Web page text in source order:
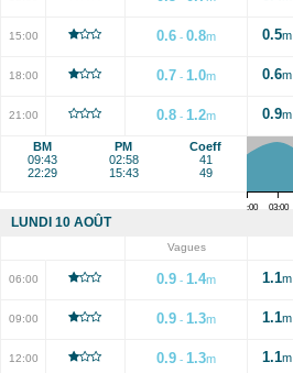
15:00 0.6 -0.8m 0.5m
18:00 0.7 - 1.0m 0.6m
21:00 0.8 - 1.2m 0.9m
BM
09:43
22:29
PM
02:58
15:43
Coeff
41
49
00:00 03:00
LUNDI 10 AOÛT
Vagues
06:00 0.9 - 1.4m 1.1m
09:00 0.9 - 1.3m 1.1m
12:00 0.9 - 1.3m 1.1m